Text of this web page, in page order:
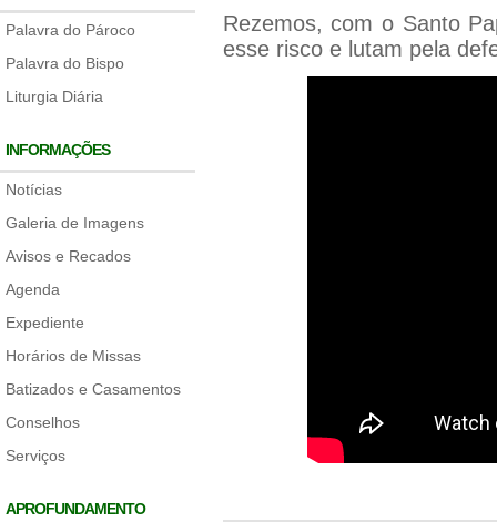
Palavra do Pároco
Palavra do Bispo
Liturgia Diária
INFORMAÇÕES
Notícias
Galeria de Imagens
Avisos e Recados
Agenda
Expediente
Horários de Missas
Batizados e Casamentos
Conselhos
Serviços
APROFUNDAMENTO
Rezemos, com o Santo
esse risco e lutam pela